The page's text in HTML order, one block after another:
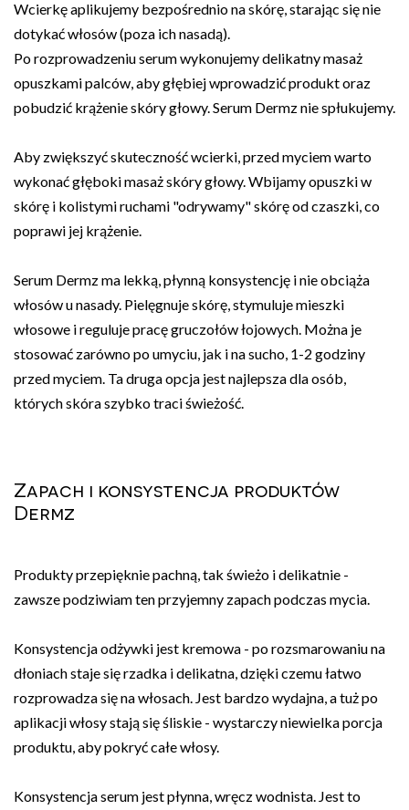
Wcierkę aplikujemy bezpośrednio na skórę, starając się nie
dotykać włosów (poza ich nasadą).
Po rozprowadzeniu serum wykonujemy delikatny masaż
opuszkami palców, aby głębiej wprowadzić produkt oraz
pobudzić krążenie skóry głowy. Serum Dermz nie spłukujemy.
Aby zwiększyć skuteczność wcierki, przed myciem warto
wykonać głęboki masaż skóry głowy. Wbijamy opuszki w
skórę i kolistymi ruchami "odrywamy" skórę od czaszki, co
poprawi jej krążenie.
Serum Dermz ma lekką, płynną konsystencję i nie obciąża
włosów u nasady. Pielęgnuje skórę, stymuluje mieszki
włosowe i reguluje pracę gruczołów łojowych. Można je
stosować zarówno po umyciu, jak i na sucho, 1-2 godziny
przed myciem. Ta druga opcja jest najlepsza dla osób,
których skóra szybko traci świeżość.
Zapach i konsystencja produktów
Dermz
Produkty przepięknie pachną, tak świeżo i delikatnie -
zawsze podziwiam ten przyjemny zapach podczas mycia.
Konsystencja odżywki jest kremowa - po rozsmarowaniu na
dłoniach staje się rzadka i delikatna, dzięki czemu łatwo
rozprowadza się na włosach. Jest bardzo wydajna, a tuż po
aplikacji włosy stają się śliskie - wystarczy niewielka porcja
produktu, aby pokryć całe włosy.
Konsystencja serum jest płynna, wręcz wodnista. Jest to